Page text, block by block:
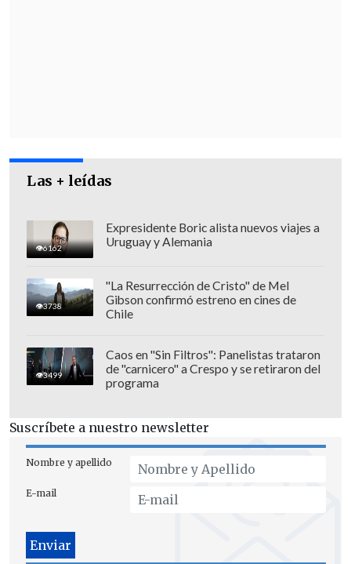
Las + leídas
6162
Expresidente Boric alista nuevos viajes a
Uruguay y Alemania
3738
"La Resurrección de Cristo" de Mel
Gibson confirmó estreno en cines de
Chile
3499
Caos en "Sin Filtros": Panelistas trataron
de "carnicero" a Crespo y se retiraron del
programa
Suscríbete a nuestro newsletter
Nombre y apellido
E-mail